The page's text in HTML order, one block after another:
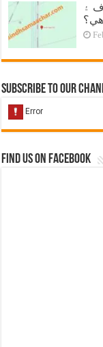
۽
Subscribe to our
Find us on Facebook